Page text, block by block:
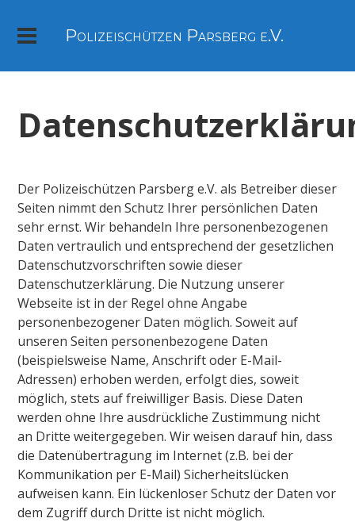
Polizeischützen Parsberg e.V.
Der Polizeischützen Parsberg e.V. als Betreiber dieser
Seiten nimmt den Schutz Ihrer persönlichen Daten
sehr ernst. Wir behandeln Ihre personenbezogenen
Daten vertraulich und entsprechend der gesetzlichen
Datenschutzvorschriften sowie dieser
Datenschutzerklärung. Die Nutzung unserer
Webseite ist in der Regel ohne Angabe
personenbezogener Daten möglich. Soweit auf
unseren Seiten personenbezogene Daten
(beispielsweise Name, Anschrift oder E-Mail-
Adressen) erhoben werden, erfolgt dies, soweit
möglich, stets auf freiwilliger Basis. Diese Daten
werden ohne Ihre ausdrückliche Zustimmung nicht
an Dritte weitergegeben. Wir weisen darauf hin, dass
die Datenübertragung im Internet (z.B. bei der
Kommunikation per E-Mail) Sicherheitslücken
aufweisen kann. Ein lückenloser Schutz der Daten vor
dem Zugriff durch Dritte ist nicht möglich.